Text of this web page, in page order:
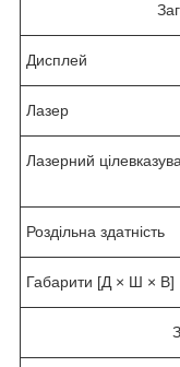
Дисплей
Лазер
Лазерний
Роздільна здатність
Габарити [Д × Ш × В]